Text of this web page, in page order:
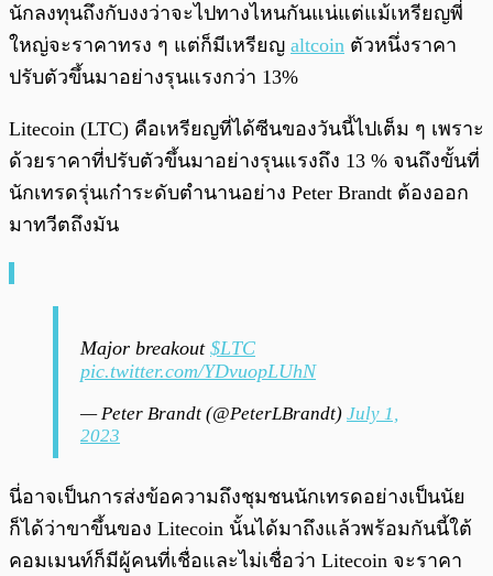
นักลงทุนถึงกับงงว่าจะไปทางไหนกันแน่แต่แม้เหรียญพี่
ใหญ่จะราคาทรง ๆ แต่ก็มีเหรียญ altcoin ตัวหนึ่งราคา
ปรับตัวขึ้นมาอย่างรุนแรงกว่า 13%
Litecoin (LTC) คือเหรียญที่ได้ซีนของวันนี้ไปเต็ม ๆ เพราะ
ด้วยราคาที่ปรับตัวขึ้นมาอย่างรุนแรงถึง 13 % จนถึงขั้นที่
นักเทรดรุ่นเก๋าระดับตำนานอย่าง Peter Brandt ต้องออก
มาทวีตถึงมัน
Major breakout $LTC
pic.twitter.com/YDvuopLUhN
— Peter Brandt (@PeterLBrandt) July 1,
2023
นี่อาจเป็นการส่งข้อความถึงชุมชนนักเทรดอย่างเป็นนัย
ก็ได้ว่าขาขึ้นของ Litecoin นั้นได้มาถึงแล้วพร้อมกันนี้ใต้
คอมเมนท์ก็มีผู้คนที่เชื่อและไม่เชื่อว่า Litecoin จะราคา